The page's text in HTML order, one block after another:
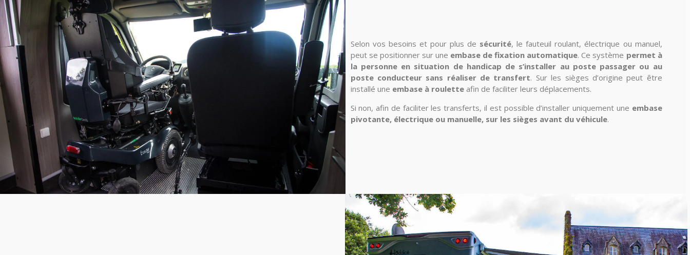
Selon vos besoins et pour plus de sécurité, le fauteuil roulant, électrique ou manuel,
peut se positionner sur une embase de fixation automatique. Ce système permet à
la personne en situation de handicap de s’installer au poste passager ou au
poste conducteur sans réaliser de transfert. Sur les sièges d’origine peut être
installé une embase à rouletteafin de faciliter leurs déplacements.
Si non, afin de faciliter les transferts, il est possible d’installer uniquement une embase
pivotante, électrique ou manuelle, sur les sièges avant du véhicule.